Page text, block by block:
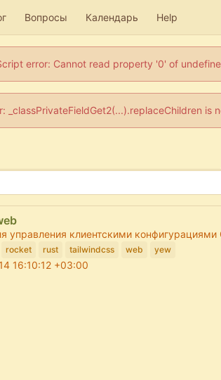
Вопросы Календарь Help
error: Cannot read property '0' of
_classPrivateFieldGet2(...).replaceChildren
управления клиентскими конфигурациями
rocket rust tailwindcss web yew
16:10:12 +03:00